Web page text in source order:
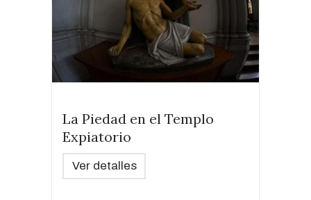
La Piedad en el Templo
Expiatorio
Ver detalles